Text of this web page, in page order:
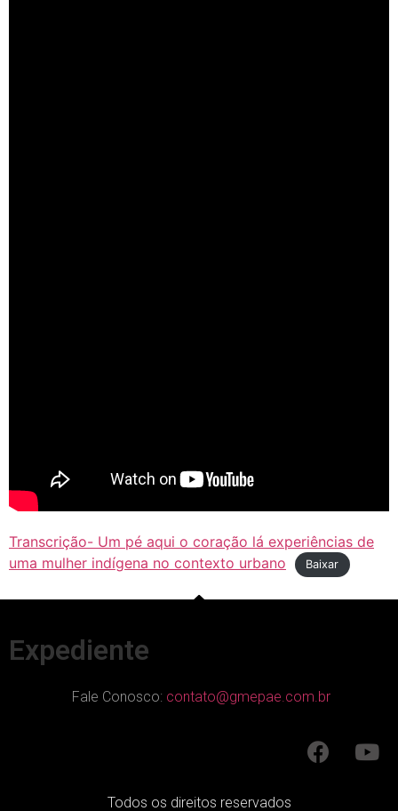
Transcrição- Um pé aqui o coração lá experiências de
uma mulher indígena no contexto urbano
Baixar
Expediente
Fale Conosco: contato@gmepae.com.br
Todos os direitos reservados